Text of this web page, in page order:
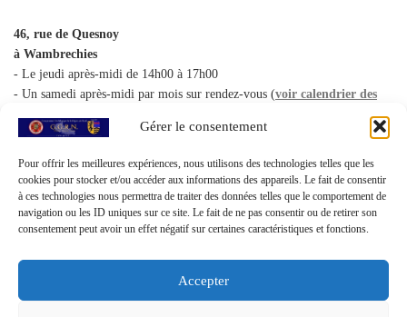
Gérer le consentement
Pour offrir les meilleures expériences, nous utilisons des technologies telles que les
cookies pour stocker et/ou accéder aux informations des appareils. Le fait de consentir
à ces technologies nous permettra de traiter des données telles que le comportement de
navigation ou les ID uniques sur ce site. Le fait de ne pas consentir ou de retirer son
consentement peut avoir un effet négatif sur certaines caractéristiques et fonctions.
Accepter
46, rue de Quesnoy
à Wambrechies
- Le jeudi après-midi de 14h00 à 17h00
- Un samedi après-midi par mois sur rendez-vous (voir calendrier des
18 bis rue des Fiacres
à Villeneuve d'Ascq
(quartier de Flers-Bourg)
- le mercredi après-midi de 14h00 à 17h00